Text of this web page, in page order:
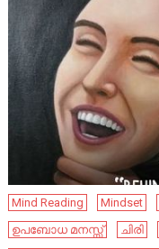
Mind Reading Mindset
ഉപബോധ മനസ്സ്
ചിരി